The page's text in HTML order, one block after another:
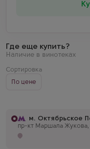
Где еще купить?
Наличие в винотеках
Сортировка
По цене
м. Октябрьское
пр-кт Маршала Жукова,